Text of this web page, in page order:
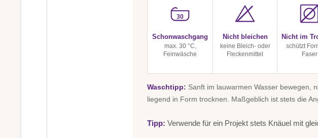
30
Schonwaschgang
max. 30 °C,
Feinwäsche
Nicht bleichen
keine Bleich- oder
Fleckenmittel
Nicht im
schützt
Faser
Waschtipp: Sanft im lauwarmen Wasser bewegen,
liegend in Form trocknen. Maßgeblich ist stets die
Tipp: Verwende für ein Projekt stets Knäuel mit